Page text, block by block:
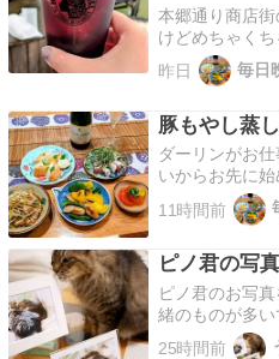
本郷通り商店
けどめちゃくち
変わってビア
お願いしてみた
🧙ノルベサ久
いるのかな？
昨日 毎日
豚もやし蒸
ダーリンがお
いからお先に
し焼きウイン
浸し蛸のカルパ
油やみりんな
どこれがダー
11時間前
ピノ君の写
ピノ君のお写
緒のものが多
に持たせたの
25時間前